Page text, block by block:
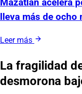
Mazatlán acelera
lleva más de ocho
Leer más
La fragilidad
desmorona